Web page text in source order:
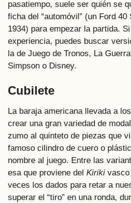
pasatiempo, suele ser quién se
ficha del “automóvil” (un Ford
1934) para empezar la partida.
experiencia, puedes buscar
la de Juego de Tronos, La
Simpson o Disney.
Cubilete
La baraja americana llevada a
crear una gran variedad de
zumo al quinteto de piezas que
famoso cilindro de cuero o
nombre al juego. Entre las
esa que proviene del Kiriki
veces los dados para retar a
superar el “tiro” en una ronda,